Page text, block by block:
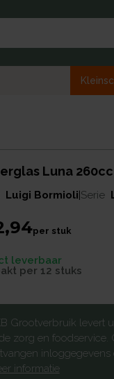
Luna 260cc
Luigi Bormioli|Serie
per stuk
leverbaar
per 12 stuks
Grootverbruik levert
zorg en foodservice.
inloggegevens
informatie